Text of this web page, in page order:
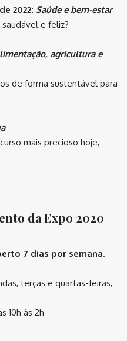
2022: Saúde e bem-estar
e feliz?
agricultura e
de forma sustentável para
mais precioso hoje,
da Expo 2020
7 dias por semana.
terças e quartas-feiras,
10h às 2h